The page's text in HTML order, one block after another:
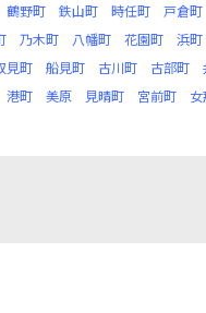
鶴野町 鉄山町 時任町 戸倉町
乃木町 八幡町 花園町 浜町
見町 船見町 古川町 古部町
港町 美原 見晴町 宮前町